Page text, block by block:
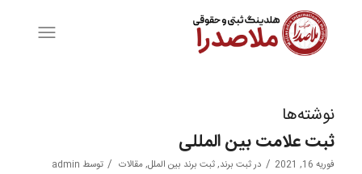
نوشته‌ها
ثبت علامت بین المللی
فوریه 16, 2021 / درثبت برند,ثبت برند بین الملل,مقالات / توسط admin